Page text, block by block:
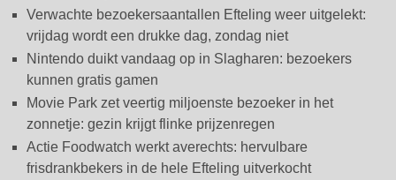
Verwachte bezoekersaantallen Efteling weer uitgelekt:
vrijdag wordt een drukke dag, zondag niet
Nintendo duikt vandaag op in Slagharen: bezoekers
kunnen gratis gamen
Movie Park zet veertig miljoenste bezoeker in het
zonnetje: gezin krijgt flinke prijzenregen
Actie Foodwatch werkt averechts: hervulbare
frisdrankbekers in de hele Efteling uitverkocht